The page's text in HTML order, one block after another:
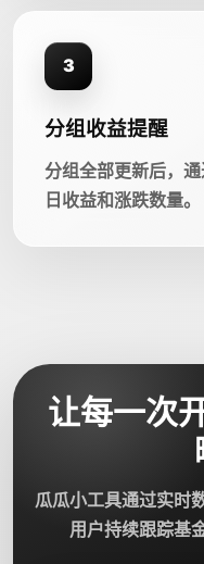
3
分组收益提醒
分组全部更新后，
日收益和涨跌数量。
让每一次
瓜瓜小工具通过实时
用户持续跟踪基